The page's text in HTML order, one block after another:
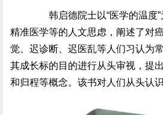
韩启德院士以“医学的温度”
精准医学等的人文思虑，阐述了对
觉、迟诊断、迟医乱等人们习认为
其成长标的目的进行从头审视，提
和归程等概念。该书对人们从头认